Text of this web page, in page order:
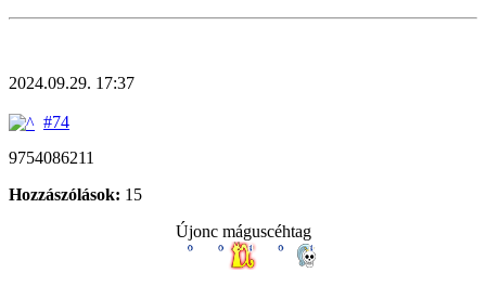
2024.09.29. 17:37
#74
9754086211
Hozzászólások: 15
Újonc máguscéhtag